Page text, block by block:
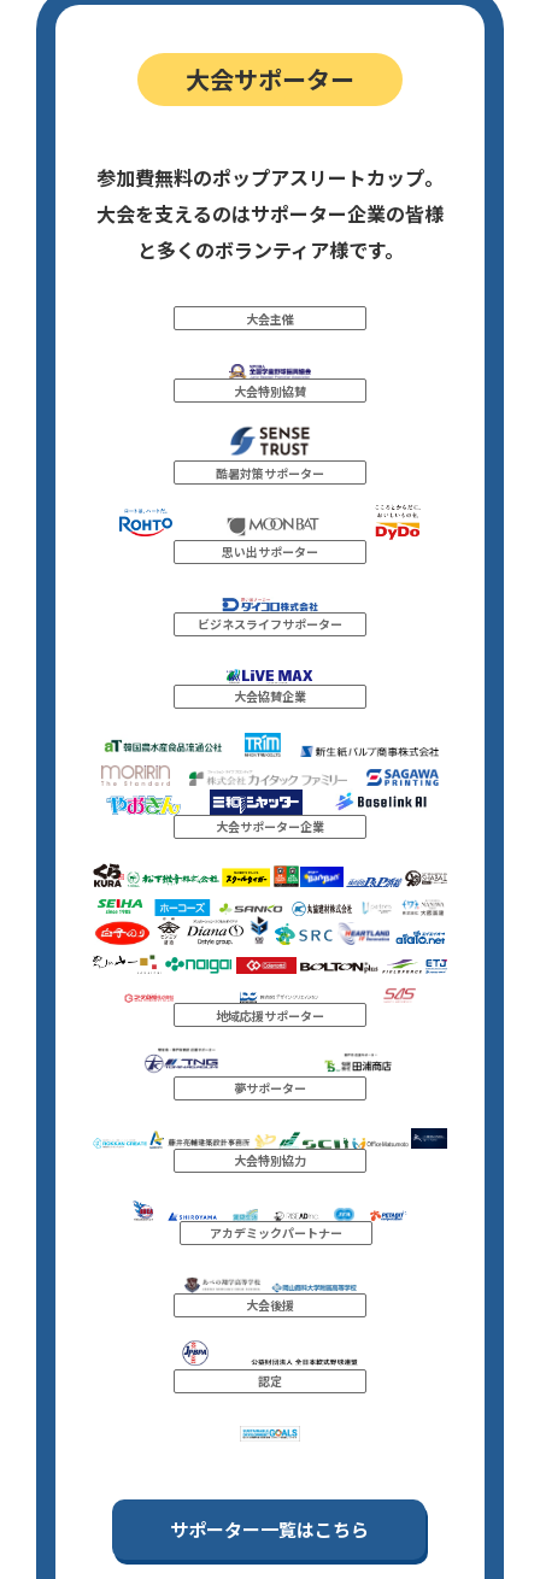
大会サポーター
参加費無料のポップアスリートカップ。
大会を支えるのはサポーター企業の皆様
と多くのボランティア様です。
大会主催
大会特別協賛
酷暑対策サポーター
思い出サポーター
ビジネスライフサポーター
大会協賛企業
大会サポーター企業
地域応援サポーター
夢サポーター
大会特別協力
アカデミックパートナー
大会後援
認定
サポーター一覧はこちら